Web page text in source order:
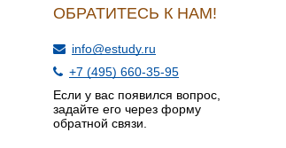
ОБРАТИТЕСЬ К НАМ!
info@estudy.ru
+7 (495) 660-35-95
Если у вас появился вопрос,
задайте его через форму
обратной связи.